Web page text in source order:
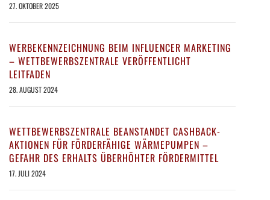
27. OKTOBER 2025
WERBEKENNZEICHNUNG BEIM INFLUENCER MARKETING
– WETTBEWERBSZENTRALE VERÖFFENTLICHT
LEITFADEN
28. AUGUST 2024
WETTBEWERBSZENTRALE BEANSTANDET CASHBACK-
AKTIONEN FÜR FÖRDERFÄHIGE WÄRMEPUMPEN –
GEFAHR DES ERHALTS ÜBERHÖHTER FÖRDERMITTEL
17. JULI 2024